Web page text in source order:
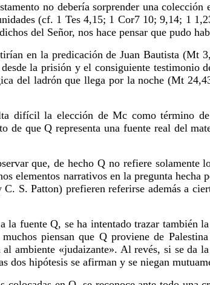
no debería sorprender una
(cf. 1 Tes 4,15; 1 Cor7 10; 9,14; 1
del Señor, nos hace pensar que pudo
en la predicación de Juan Bautista (Mt
la prisión y el consiguiente testimonio
del ladrón que llega por la noche (Mt
difícil la elección de Mc como término
de que Q representa una fuente real del
que, de hecho Q no refiere solamente
elementos narrativos en la pregunta hecha
S. Patton) prefieren referirse además a
fuente Q, se ha intentado trazar también
piensan que Q proviene de
ambiente «judaizante». Al revés, si se da
dos hipótesis se afirman y se niegan